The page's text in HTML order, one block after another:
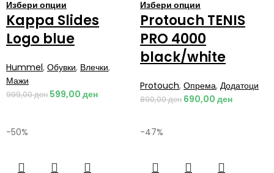
Избери опции
Kappa Slides
Logo blue
Hummel, Обувки, Влечки,
Мажи
999,00ден 599,00 ден
Избери опции
Protouch TENIS
PRO 4000
black/white
Protouch, Опрема, Додатоци
890,00ден 690,00 ден
-50% -47%